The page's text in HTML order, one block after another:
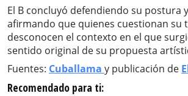
El B concluyó defendiendo su postura
afirmando que quienes cuestionan su
desconocen el contexto en el que
sentido original de su propuesta
Fuentes: Cuballama y publicación de
Recomendado para ti: